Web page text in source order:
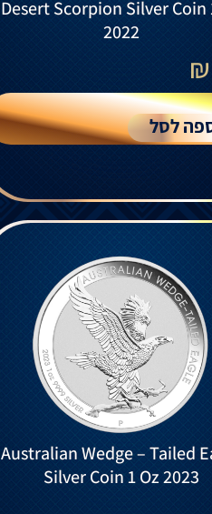
Desert Scorpion Silver Coin
2022
₪
לסל
Australian Wedge – Tailed
Silver Coin 1 Oz 2023